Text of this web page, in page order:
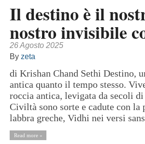
Il destino è il
nostro invisibile
26 Agosto 2025
By zeta
di Krishan Chand Sethi Destino,
antica quanto il tempo stesso.
roccia antica, levigata da secoli
Civiltà sono sorte e cadute con
labbra greche, Vidhi nei versi
Read more »